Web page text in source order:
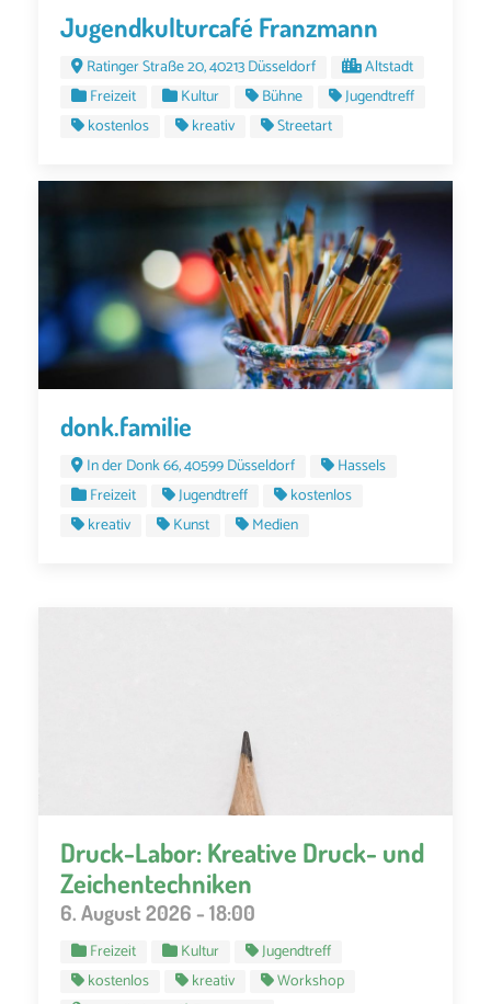
Jugendkulturcafé Franzmann
Ratinger Straße 20, 40213 Düsseldorf
Altstadt
Freizeit
Kultur Bühne
Jugendtreff
kostenlos
kreativ Streetart
donk.familie
In der Donk 66, 40599 Düsseldorf
Hassels
Freizeit
Jugendtreff
kostenlos
kreativ
Kunst Medien
Druck-Labor: Kreative Druck- und
Zeichentechniken
6. August 2026 - 18:00
Freizeit Kultur
Jugendtreff
kostenlos
kreativ
Workshop